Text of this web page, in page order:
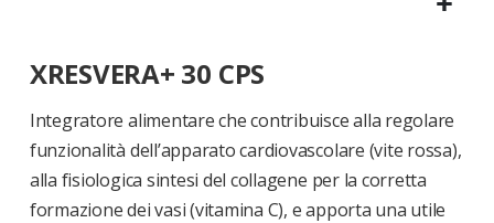
all'inizio
galleria
di
immagini
XRESVERA+ 30 CPS
Integratore alimentare che contribuisce alla regolare
funzionalità dell’apparato cardiovascolare (vite rossa),
alla fisiologica sintesi del collagene per la corretta
formazione dei vasi (vitamina C), e apporta una utile